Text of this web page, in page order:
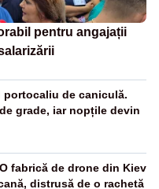
pentru angajații
portocaliu de caniculă.
grade, iar nopțile devin
fabrică de drone din Kiev
distrusă de o rachetă